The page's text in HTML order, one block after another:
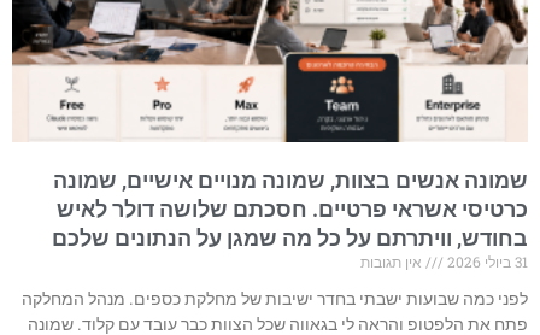
שמונה אנשים בצוות, שמונה מנויים אישיים, שמונה
כרטיסי אשראי פרטיים. חסכתם שלושה דולר לאיש
בחודש, וויתרתם על כל מה שמגן על הנתונים שלכם
31 ביולי 2026
אין תגובות
לפני כמה שבועות ישבתי בחדר ישיבות של מחלקת כספים. מנהל המחלקה
פתח את הלפטופ והראה לי בגאווה שכל הצוות כבר עובד עם קלוד. שמונה